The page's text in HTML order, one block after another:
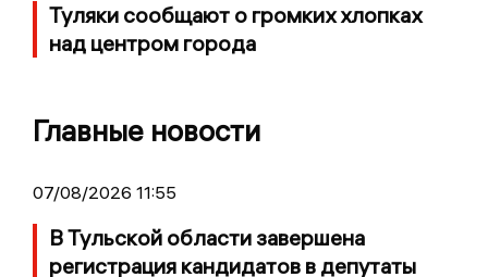
Туляки сообщают о громких хлопках
над центром города
Главные новости
07/08/2026 11:55
В Тульской области завершена
регистрация кандидатов в депутаты